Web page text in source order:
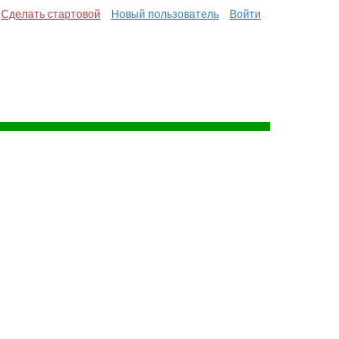
Сделать стартовой Новый пользователь Войти